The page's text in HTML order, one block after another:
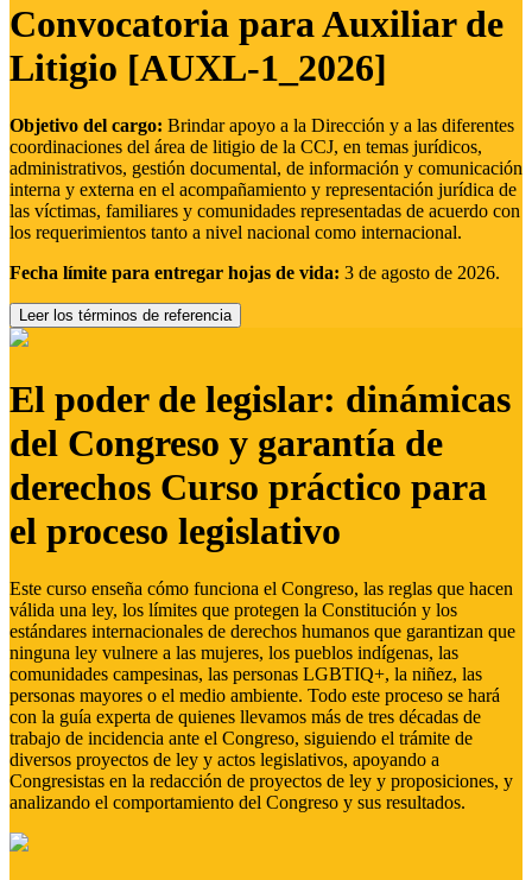
Convocatoria para Auxiliar de
Litigio [AUXL-1_2026]
Objetivo del cargo: Brindar apoyo a la Dirección y a las diferentes
coordinaciones del área de litigio de la CCJ, en temas jurídicos,
administrativos, gestión documental, de información y comunicación
interna y externa en el acompañamiento y representación jurídica de
las víctimas, familiares y comunidades representadas de acuerdo con
los requerimientos tanto a nivel nacional como internacional.
Fecha límite para entregar hojas de vida: 3 de agosto de 2026.
Leer los términos de referencia
El poder de legislar: dinámicas
del Congreso y garantía de
derechos Curso práctico para
el proceso legislativo
Este curso enseña cómo funciona el Congreso, las reglas que hacen
válida una ley, los límites que protegen la Constitución y los
estándares internacionales de derechos humanos que garantizan que
ninguna ley vulnere a las mujeres, los pueblos indígenas, las
comunidades campesinas, las personas LGBTIQ+, la niñez, las
personas mayores o el medio ambiente. Todo este proceso se hará
con la guía experta de quienes llevamos más de tres décadas de
trabajo de incidencia ante el Congreso, siguiendo el trámite de
diversos proyectos de ley y actos legislativos, apoyando a
Congresistas en la redacción de proyectos de ley y proposiciones, y
analizando el comportamiento del Congreso y sus resultados.